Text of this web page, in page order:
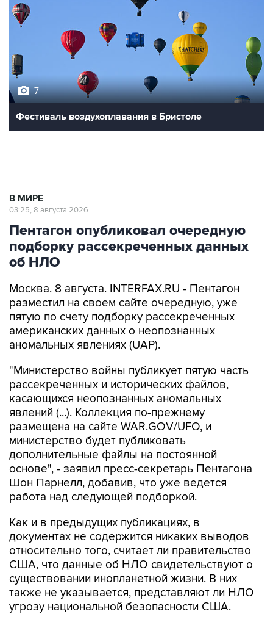
7
Фестиваль воздухоплавания в Бристоле
В МИРЕ
03:25, 8 августа 2026
Пентагон опубликовал очередную
подборку рассекреченных данных
об НЛО
Москва. 8 августа. INTERFAX.RU - Пентагон
разместил на своем сайте очередную, уже
пятую по счету подборку рассекреченных
американских данных о неопознанных
аномальных явлениях (UAP).
"Министерство войны публикует пятую часть
рассекреченных и исторических файлов,
касающихся неопознанных аномальных
явлений (...). Коллекция по-прежнему
размещена на сайте WAR.GOV/UFO, и
министерство будет публиковать
дополнительные файлы на постоянной
основе", - заявил пресс-секретарь Пентагона
Шон Парнелл, добавив, что уже ведется
работа над следующей подборкой.
Как и в предыдущих публикациях, в
документах не содержится никаких выводов
относительно того, считает ли правительство
США, что данные об НЛО свидетельствуют о
существовании инопланетной жизни. В них
также не указывается, представляют ли НЛО
угрозу национальной безопасности США.